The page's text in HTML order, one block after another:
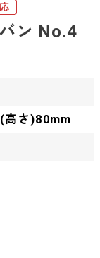
ン No.4
高さ)80mm